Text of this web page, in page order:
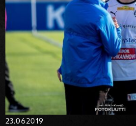
23.062019